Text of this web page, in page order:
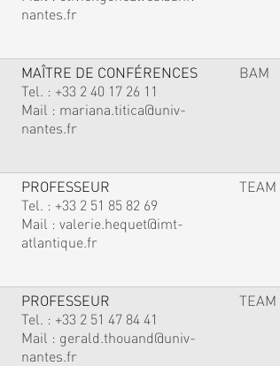
nantes.fr
MAÎTRE DE CONFÉRENCES
Tel. : +33 2 40 17 26 11
Mail : mariana.titica@univ-
nantes.fr
BAM
PROFESSEUR
Tel. : +33 2 51 85 82 69
Mail : valerie.hequet@imt-
atlantique.fr
TEAM
PROFESSEUR
Tel. : +33 2 51 47 84 41
Mail : gerald.thouand@univ-
nantes.fr
TEAM